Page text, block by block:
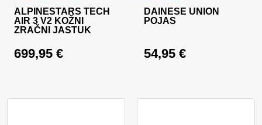
ALPINESTARS TECH
AIR 3 V2 KOŽNI
ZRAČNI JASTUK
699,95 €
DAINESE UNION
POJAS
54,95 €